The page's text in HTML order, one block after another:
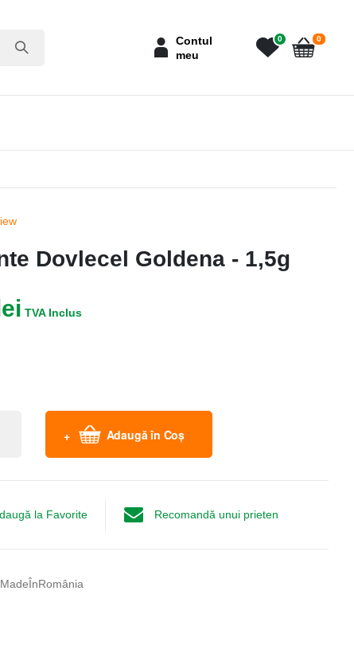
Contul
meu
0
Cart
0articole
Dovlecel Goldena - 1,5g
Adaugă în Coș
Recomandă unui prieten
la Favorite